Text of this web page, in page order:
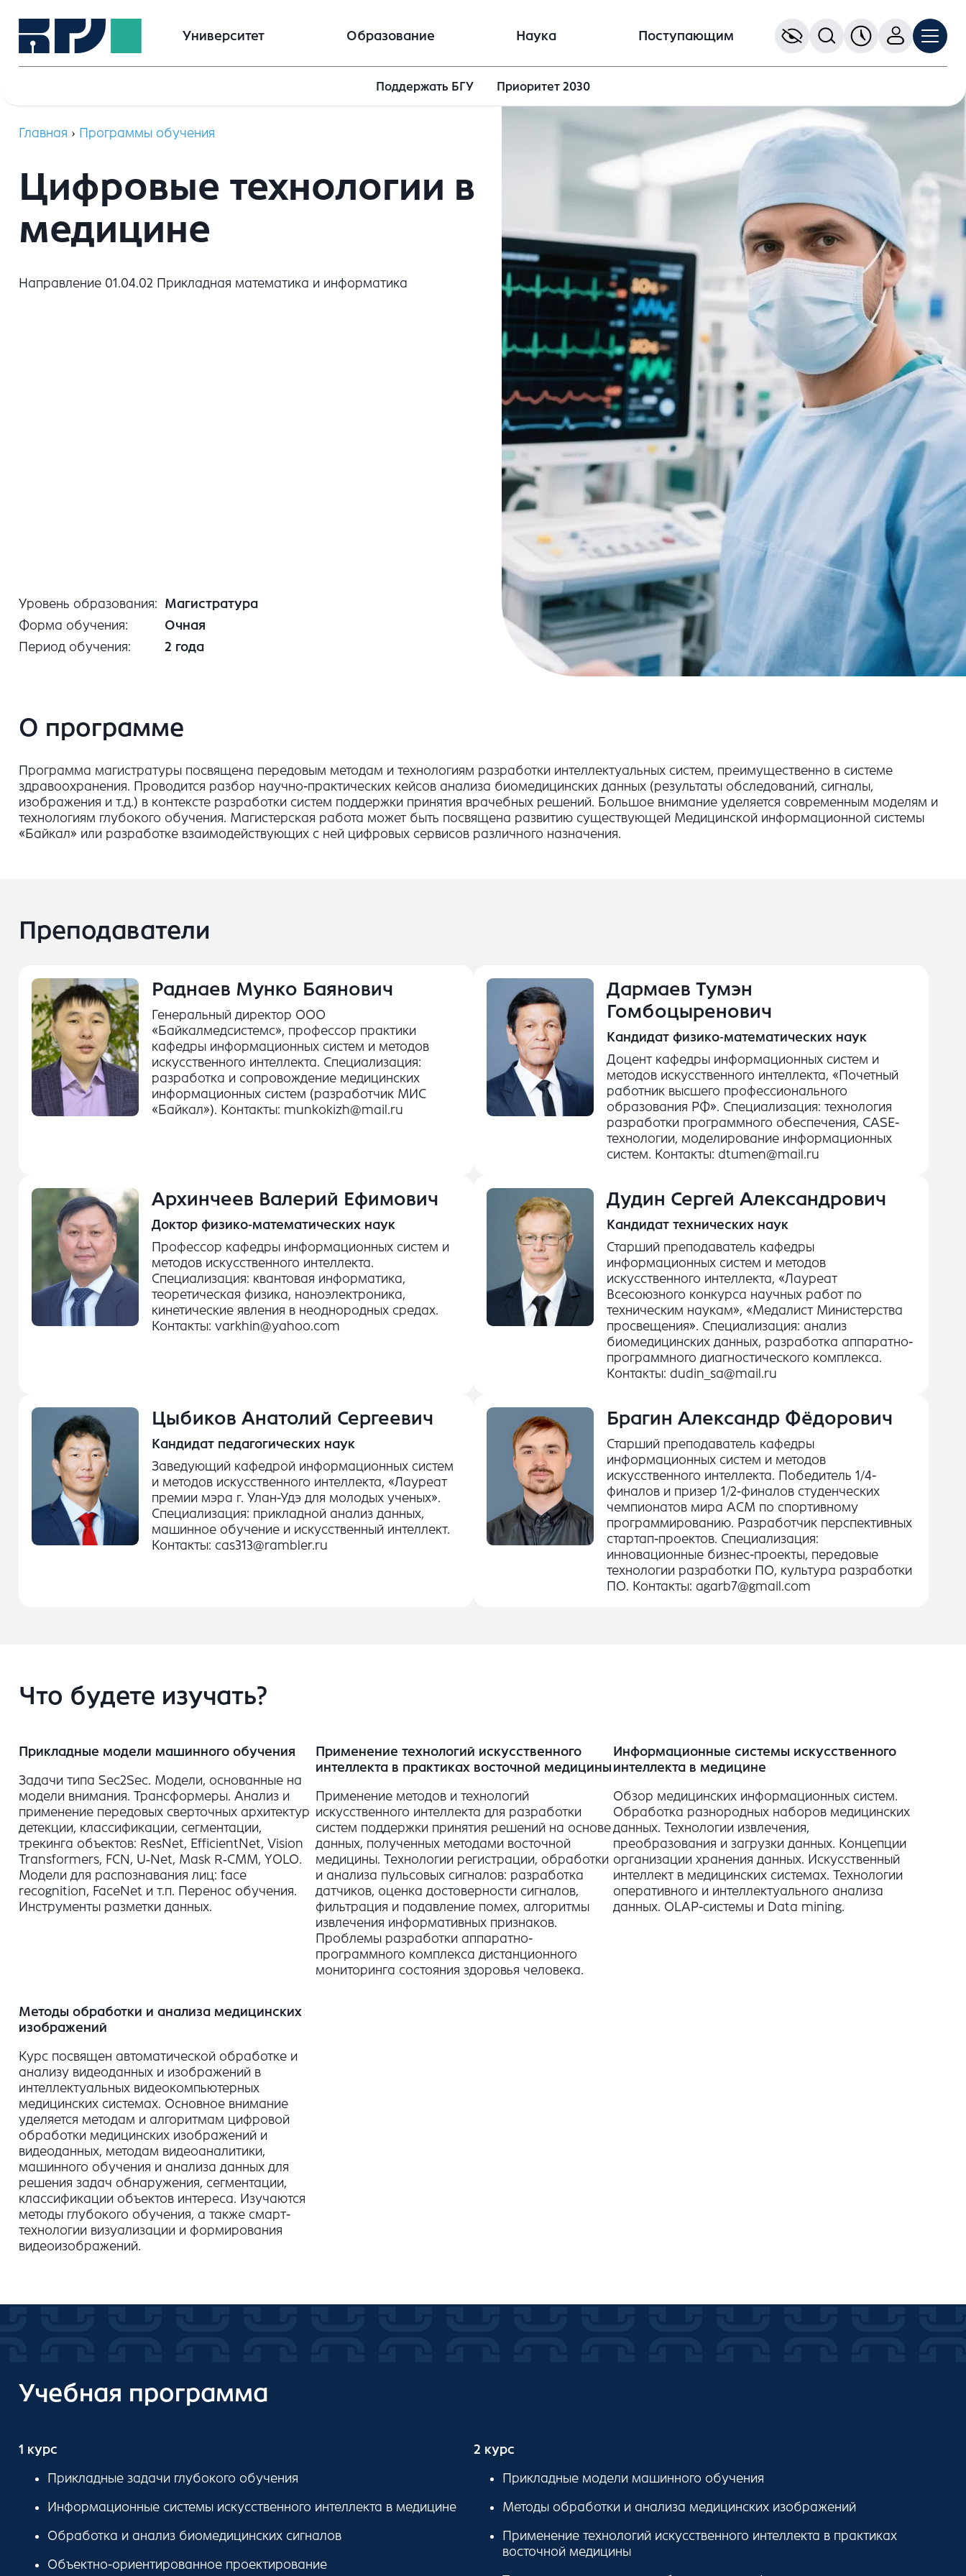
Университет Образование Наука Поступающим
Поддержать БГУ Приоритет 2030
Главная › Программы обучения
Цифровые технологии в
медицине
Направление 01.04.02 Прикладная математика и информатика
Уровень образования
Магистратура
Форма обучения
Очная
Период обучения
2 года
О программе
Программа магистратуры посвящена передовым методам и технологиям разработки интеллектуальных систем, преимущественно в системе
здравоохранения. Проводится разбор научно-практических кейсов анализа биомедицинских данных (результаты обследований, сигналы,
изображения и т.д.) в контексте разработки систем поддержки принятия врачебных решений. Большое внимание уделяется современным моделям и
технологиям глубокого обучения. Магистерская работа может быть посвящена развитию существующей Медицинской информационной системы
«Байкал» или разработке взаимодействующих с ней цифровых сервисов различного назначения.
Преподаватели
Раднаев Мунко Баянович
Генеральный директор ООО
«Байкалмедсистемс», профессор практики
кафедры информационных систем и методов
искусственного интеллекта. Специализация:
разработка и сопровождение медицинских
информационных систем (разработчик МИС
«Байкал»). Контакты: munkokizh@mail.ru
Дармаев Тумэн
Гомбоцыренович
Кандидат физико-математических наук
Доцент кафедры информационных систем и
методов искусственного интеллекта, «Почетный
работник высшего профессионального
образования РФ». Специализация: технология
разработки программного обеспечения, CASE-
технологии, моделирование информационных
систем. Контакты: dtumen@mail.ru
Архинчеев Валерий Ефимович
Доктор физико-математических наук
Профессор кафедры информационных систем и
методов искусственного интеллекта.
Специализация: квантовая информатика,
теоретическая физика, наноэлектроника,
кинетические явления в неоднородных средах.
Контакты: varkhin@yahoo.com
Дудин Сергей Александрович
Кандидат технических наук
Старший преподаватель кафедры
информационных систем и методов
искусственного интеллекта, «Лауреат
Всесоюзного конкурса научных работ по
техническим наукам», «Медалист Министерства
просвещения». Специализация: анализ
биомедицинских данных, разработка аппаратно-
программного диагностического комплекса.
Контакты: dudin_sa@mail.ru
Цыбиков Анатолий Сергеевич
Кандидат педагогических наук
Заведующий кафедрой информационных систем
и методов искусственного интеллекта, «Лауреат
премии мэра г. Улан-Удэ для молодых ученых».
Специализация: прикладной анализ данных,
машинное обучение и искусственный интеллект.
Контакты: cas313@rambler.ru
Брагин Александр Фёдорович
Старший преподаватель кафедры
информационных систем и методов
искусственного интеллекта. Победитель 1/4-
финалов и призер 1/2-финалов студенческих
чемпионатов мира ACM по спортивному
программированию. Разработчик перспективных
стартап-проектов. Специализация:
инновационные бизнес-проекты, передовые
технологии разработки ПО, культура разработки
ПО. Контакты: agarb7@gmail.com
Что будете изучать?
Прикладные модели машинного обучения
Задачи типа Sec2Sec. Модели, основанные на
модели внимания. Трансформеры. Анализ и
применение передовых сверточных архитектур
детекции, классификации, сегментации,
трекинга объектов: ResNet, EfficientNet, Vision
Transformers, FCN, U‑Net, Mask R‑CMM, YOLO.
Модели для распознавания лиц: face
recognition, FaceNet и т.п. Перенос обучения.
Инструменты разметки данных.
Применение технологий искусственного
интеллекта в практиках восточной медицины
Применение методов и технологий
искусственного интеллекта для разработки
систем поддержки принятия решений на основе
данных, полученных методами восточной
медицины. Технологии регистрации, обработки
и анализа пульсовых сигналов: разработка
датчиков, оценка достоверности сигналов,
фильтрация и подавление помех, алгоритмы
извлечения информативных признаков.
Проблемы разработки аппаратно-
программного комплекса дистанционного
мониторинга состояния здоровья человека.
Информационные системы искусственного
интеллекта в медицине
Обзор медицинских информационных систем.
Обработка разнородных наборов медицинских
данных. Технологии извлечения,
преобразования и загрузки данных. Концепции
организации хранения данных. Искусственный
интеллект в медицинских системах. Технологии
оперативного и интеллектуального анализа
данных. OLAP-системы и Data mining.
Методы обработки и анализа медицинских
изображений
Курс посвящен автоматической обработке и
анализу видеоданных и изображений в
интеллектуальных видеокомпьютерных
медицинских системах. Основное внимание
уделяется методам и алгоритмам цифровой
обработки медицинских изображений и
видеоданных, методам видеоаналитики,
машинного обучения и анализа данных для
решения задач обнаружения, сегментации,
классификации объектов интереса. Изучаются
методы глубокого обучения, а также смарт-
технологии визуализации и формирования
видеоизображений.
Учебная программа
1 курс
Прикладные задачи глубокого обучения
Информационные системы искусственного интеллекта в медицине
Обработка и анализ биомедицинских сигналов
Объектно-ориентированное проектирование
2 курс
Прикладные модели машинного обучения
Методы обработки и анализа медицинских изображений
Применение технологий искусственного интеллекта в практиках
восточной медицины